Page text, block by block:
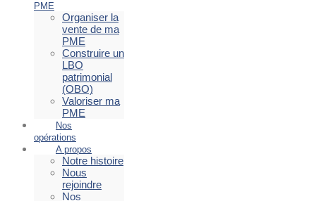
PME
Organiser la
vente de ma
PME
Construire un
LBO
patrimonial
(OBO)
Valoriser ma
PME
Nos
opérations
A propos
Notre histoire
Nous
rejoindre
Nos